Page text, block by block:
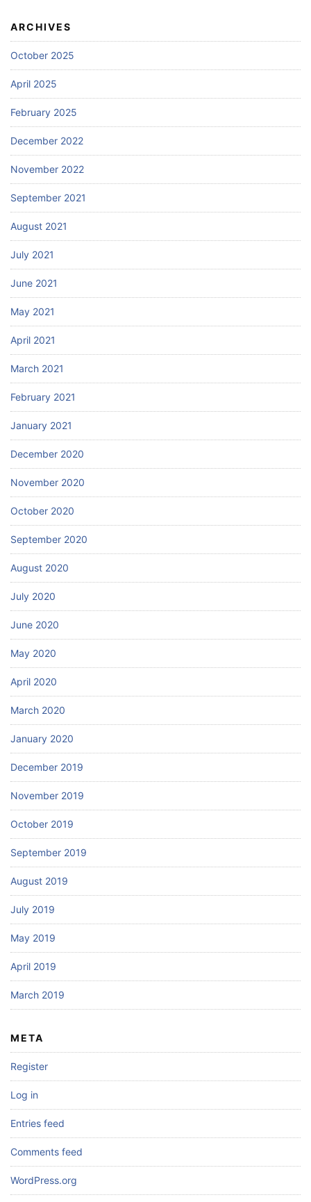
ARCHIVES
October 2025
April 2025
February 2025
December 2022
November 2022
September 2021
August 2021
July 2021
June 2021
May 2021
April 2021
March 2021
February 2021
January 2021
December 2020
November 2020
October 2020
September 2020
August 2020
July 2020
June 2020
May 2020
April 2020
March 2020
January 2020
December 2019
November 2019
October 2019
September 2019
August 2019
July 2019
May 2019
April 2019
March 2019
META
Register
Log in
Entries feed
Comments feed
WordPress.org